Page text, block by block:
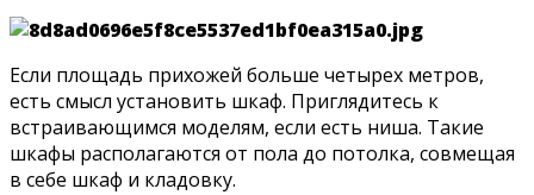
Если площадь прихожей больше четырех метров,
есть смысл установить шкаф. Приглядитесь к
встраивающимся моделям, если есть ниша. Такие
шкафы располагаются от пола до потолка, совмещая
в себе шкаф и кладовку.